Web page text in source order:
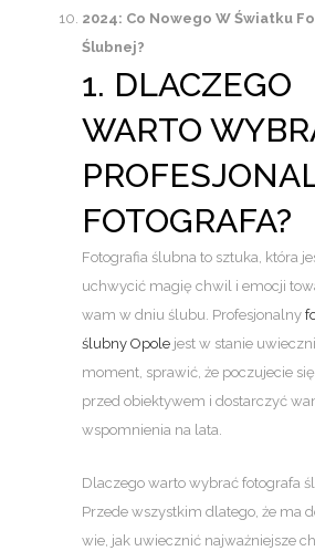
2024: Co Nowego W Światku
Ślubnej?
1. DLACZEGO
WARTO
FOTOGRAFA?
Fotografia ślubna to sztuka, która
uchwycić magię chwil i emocji
wam w dniu ślubu. Profesjonalny
ślubny Opole jest w stanie
moment, sprawić, że poczujecie
przed obiektywem i dostarczyć
wspomnienia na lata.
Dlaczego warto wybrać fotografa
Przede wszystkim dlatego, że ma
wie, jak uwiecznić najważniejsze